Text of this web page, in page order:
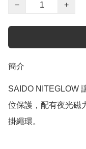
−
+
簡介
SAIDO NITEGLOW
位保護，配有夜光磁
掛繩環。